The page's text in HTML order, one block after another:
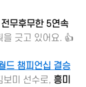
전무후무한 5연속
을 긋고 있어요. 👍
드 챔피언십 결승
보미 선수로, 흥미